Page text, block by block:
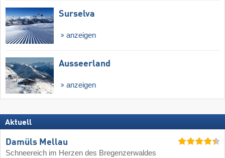
Surselva
anzeigen
Ausseerland
anzeigen
Aktuell
Damüls Mellau
Schneereich im Herzen des Bregenzerwaldes